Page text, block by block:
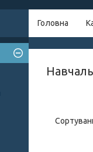
Головна